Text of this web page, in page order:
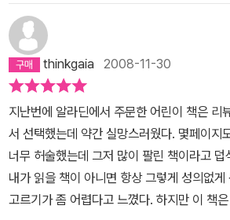
반팔 티셔츠 소매와 바지를 자르고 올을 풀어
기도 한다. 이런 괴팍한 행동으로 가족들을 놀
자 친구는 ‘전국노래자랑’에 출연해 할머니에
리기」 주인공 나는 전국 어린이 마라톤 대회
마라톤 신동이지만 100미터 달리기 선수가
학교에서 가장 잘 뛰는 단거리 선수지만 마
다. 마라톤 선수가 되기 위해 단거리 경주를
부에 쫓겨나지만, 일반 선수 자격으로 마라톤
구」 정애의 아버지는 자장면 배달을 하다가
고, 그 와중에 어린이책을 쓰는 작가들 중에
들에게 인기작가라 불리는 작가들이 있었다
데 대한 미안함도 한몫했다고 할까? 어쨌든,
수상작가들의 글과 더불어 이전에 수상한 작
있어서 내게는 좋은 길라잡이가 될듯하였다.
읽어주는 아줌마]라는 글이 마음에 들었다.
읽어주는 엄마의 역할을 떠올리게 했고, 어
과 아이들이 생각하는 좋은 책에 대해서도
계에서는 당연히 잘 팔릴 책을 만들어야 하
다. 그런데, 책을 구입하기 위해 지갑을 여는
thinkgaia 2008-11-30
지난번에 알라딘에서 주문한 어린이 책은 리
서 선택했는데 약간 실망스러웠다. 몇페이지
너무 허술했는데 그저 많이 팔린 책이라고
내가 읽을 책이 아니면 항상 그렇게 성의없
고르기가 좀 어렵다고 느꼈다. 하지만 이 책